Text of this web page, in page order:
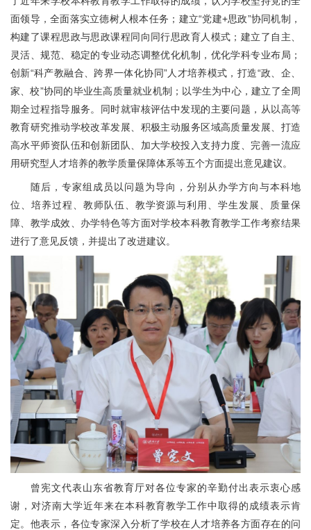
面领导，全面落实立德树人根本任务；建立“党建+思政”协同机制，
构建了课程思政与思政课程同向同行思政育人模式；建立了自主、
灵活、规范、稳定的专业动态调整优化机制，优化学科专业布局；
创新“科产教融合、跨界一体化协同”人才培养模式，打造“政、企、
家、校”协同的毕业生高质量就业机制；以学生为中心，建立了全周
期全过程指导服务。同时就审核评估中发现的主要问题，从以高等
教育研究推动学校改革发展、积极主动服务区域高质量发展、打造
高水平师资队伍和创新团队、加大学校投入支持力度、完善一流应
用研究型人才培养的教学质量保障体系等五个方面提出意见建议。
随后，专家组成员以问题为导向，分别从办学方向与本科地
位、培养过程、教师队伍、教学资源与利用、学生发展、质量保
障、教学成效、办学特色等方面对学校本科教育教学工作考察结果
进行了意见反馈，并提出了改进建议。
曾宪文代表山东省教育厅对各位专家的辛勤付出表示衷心感
谢，对济南大学近年来在本科教育教学工作中取得的成绩表示肯
定。他表示，各位专家深入分析了学校在人才培养各方面存在的问